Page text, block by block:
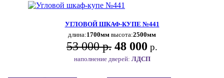
УГЛОВОЙ ШКАФ-КУПЕ №441
длина:1700мм высота:2500мм
53 000 р. 48 000 р.
наполнение дверей: ЛДСП